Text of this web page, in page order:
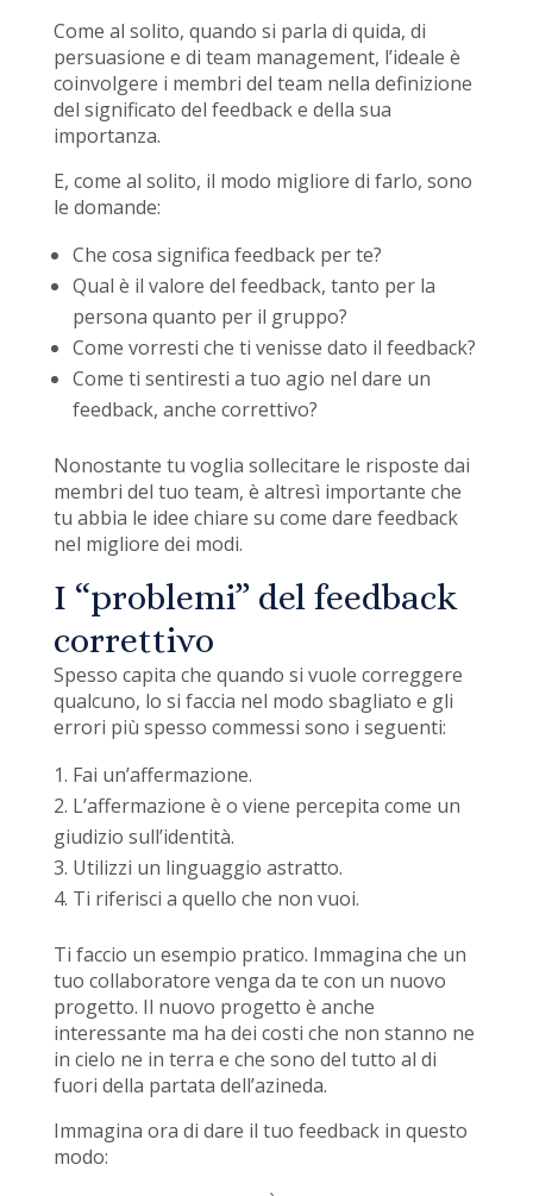
Come al solito, quando si parla di quida, di
persuasione e di team management, l’ideale è
coinvolgere i membri del team nella definizione
del significato del feedback e della sua
importanza.
E, come al solito, il modo migliore di farlo, sono
le domande:
Che cosa significa feedback per te?
Qual è il valore del feedback, tanto per la
persona quanto per il gruppo?
Come vorresti che ti venisse dato il feedback?
Come ti sentiresti a tuo agio nel dare un
feedback, anche correttivo?
Nonostante tu voglia sollecitare le risposte dai
membri del tuo team, è altresì importante che
tu abbia le idee chiare su come dare feedback
nel migliore dei modi.
I “problemi” del feedback
correttivo
Spesso capita che quando si vuole correggere
qualcuno, lo si faccia nel modo sbagliato e gli
errori più spesso commessi sono i seguenti:
Fai un’affermazione.
L’affermazione è o viene percepita come un
giudizio sull’identità.
Utilizzi un linguaggio astratto.
Ti riferisci a quello che non vuoi.
Ti faccio un esempio pratico. Immagina che un
tuo collaboratore venga da te con un nuovo
progetto. Il nuovo progetto è anche
interessante ma ha dei costi che non stanno ne
in cielo ne in terra e che sono del tutto al di
fuori della partata dell’azineda.
Immagina ora di dare il tuo feedback in questo
modo: